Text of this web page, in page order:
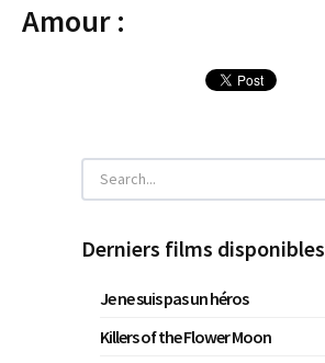
Amour :
Derniers films disponibles
Je ne suis pas un héros
Killers of the Flower Moon